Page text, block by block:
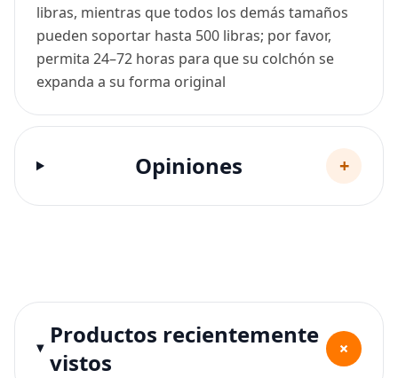
libras, mientras que todos los demás tamaños
pueden soportar hasta 500 libras; por favor,
permita 24–72 horas para que su colchón se
expanda a su forma original
Opiniones +
Productos recientemente
vistos
+